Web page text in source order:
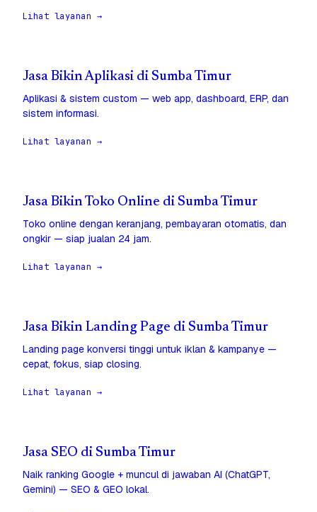
Lihat layanan →
Jasa Bikin Aplikasi di Sumba Timur
Aplikasi & sistem custom — web app, dashboard, ERP, dan
sistem informasi.
Lihat layanan →
Jasa Bikin Toko Online di Sumba Timur
Toko online dengan keranjang, pembayaran otomatis, dan
ongkir — siap jualan 24 jam.
Lihat layanan →
Jasa Bikin Landing Page di Sumba Timur
Landing page konversi tinggi untuk iklan & kampanye —
cepat, fokus, siap closing.
Lihat layanan →
Jasa SEO di Sumba Timur
Naik ranking Google + muncul di jawaban AI (ChatGPT,
Gemini) — SEO & GEO lokal.